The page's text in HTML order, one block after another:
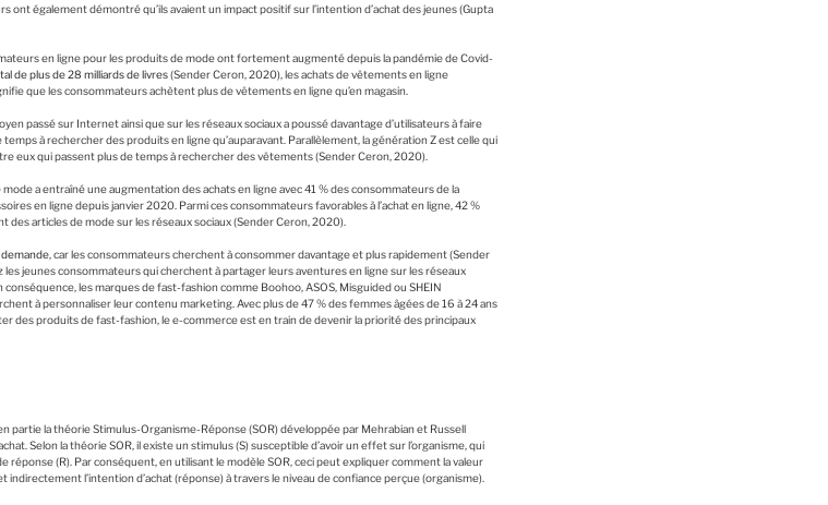
ont également démontré qu’ils avaient un impact positif sur l’intention d’achat des jeunes (Gupta
en ligne pour les produits de mode ont fortement augmenté depuis la pandémie de Covid-
de plus de 28 milliards de livres(Sender Ceron, 2020), les achats de vêtements en ligne
que les consommateurs achètent plus de vêtements en ligne qu’en magasin.
passé sur Internet ainsi que sur les réseaux sociaux a poussé davantage d’utilisateurs à faire
à rechercher des produits en ligne qu’auparavant. Parallèlement, la génération Z est celle qui
eux qui passent plus de temps à rechercher des vêtements (Sender Ceron, 2020).
a entraîné une augmentation des achats en ligne avec 41 % des consommateurs de la
en ligne depuis janvier 2020. Parmi ces consommateurs favorables à l’achat en ligne, 42 %
articles de mode sur les réseaux sociaux (Sender Ceron, 2020).
, car les consommateurs cherchent à consommer davantage et plus rapidement (Sender
jeunes consommateurs qui cherchent à partager leurs aventures en ligne sur les réseaux
conséquence, les marques de fast-fashion comme Boohoo, ASOS, Misguided ou SHEIN
à personnaliser leur contenu marketing. Avec plus de 47 % des femmes âgées de 16 à 24 ans
des produits de fast-fashion, le e-commerce est en train de devenir la priorité des principaux
partie la théorie Stimulus-Organisme-Réponse (SOR) développée par Mehrabian et Russell
Selon la théorie SOR, il existe un stimulus (S) susceptible d’avoir un effet sur l’organisme, qui
(R). Par conséquent, en utilisant le modèle SOR, ceci peut expliquer comment la valeur
l’intention d’achat (réponse) à travers le niveau de confiance perçue (organisme).